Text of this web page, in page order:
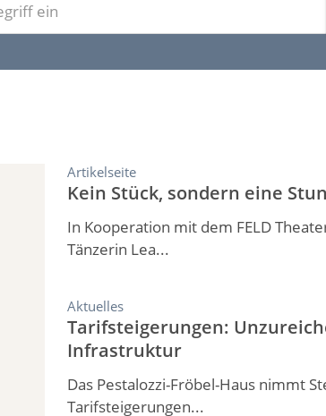
t
o
)
Artikelseite
Kein Stück, sondern eine
In Kooperation mit dem FELD
Tänzerin Lea...
Aktuelles
Tarifsteigerungen:
Infrastruktur
Das Pestalozzi-Fröbel-Haus nimmt
Tarifsteigerungen...